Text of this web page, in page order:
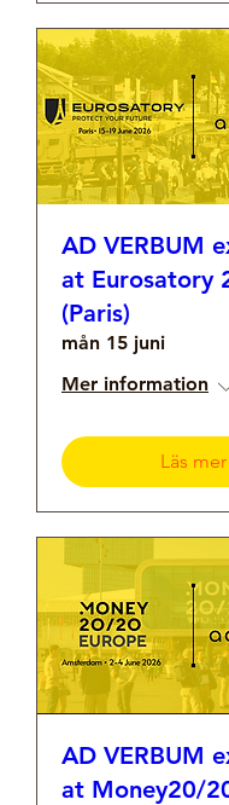
AD VERBUM
at Eurosatory
(Paris)
mån 15 juni
Mer information
Läs mer
AD VERBUM
at Money20/